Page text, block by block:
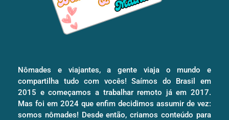
Nômades e viajantes, a gente viaja o mundo e
compartilha tudo com vocês! Saímos do Brasil em
2015 e começamos a trabalhar remoto já em 2017.
Mas foi em 2024 que enfim decidimos assumir de vez:
somos nômades! Desde então, criamos conteúdo para